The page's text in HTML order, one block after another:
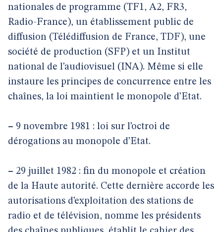
nationales de programme (TF1, A2, FR3,
Radio-France), un établissement public de
diffusion (Télédiffusion de France, TDF), une
société de production (SFP) et un Institut
national de l’audiovisuel (INA). Même si elle
instaure les principes de concurrence entre les
chaînes, la loi maintient le monopole d’Etat.
– 9 novembre 1981 : loi sur l’octroi de
dérogations au monopole d’Etat.
– 29 juillet 1982 : fin du monopole et création
de la Haute autorité. Cette dernière accorde les
autorisations d’exploitation des stations de
radio et de télévision, nomme les présidents